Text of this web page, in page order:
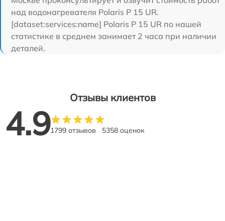
над водонагревателя Polaris P 15 UR.
[dataset:services:name] Polaris P 15 UR по нашей
статистике в среднем занимает 2 часа при наличии
деталей.
Отзывы клиентов
4.91799 отзывов 5358 оценок